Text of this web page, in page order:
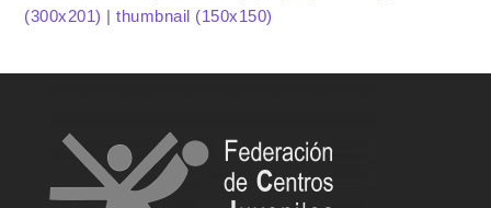
(300x201) |thumbnail (150x150)